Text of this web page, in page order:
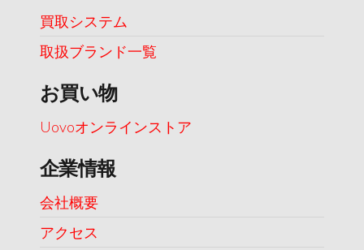
買取システム
取扱ブランド一覧
お買い物
Uovoオンラインストア
企業情報
会社概要
アクセス